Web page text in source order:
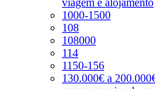
1000-1500
108
108000
114
1150-156
130.000€ a